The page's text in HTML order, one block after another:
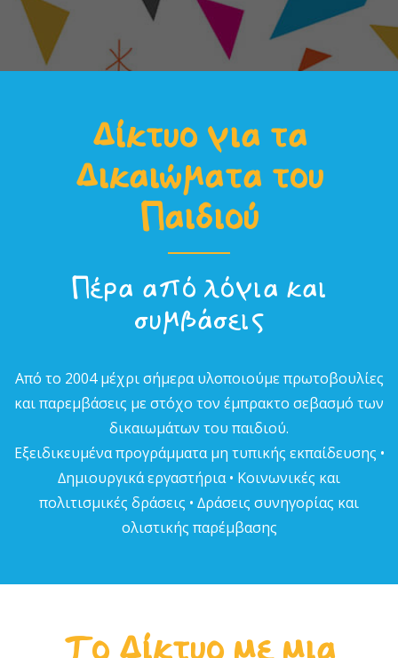
Δίκτυο για τα
Δικαιώµατα του
Παιδιού
Πέρα από λόγια και
συµβάσεις
Από το 2004 µέχρι σήµερα υλοποιούµε πρωτοβουλίες
και παρεµβάσεις µε στόχο τον έµπρακτο σεβασµό των
δικαιωµάτων του παιδιού.
Εξειδικευµένα προγράµµατα µη τυπικής εκπαίδευσης •
∆ηµιουργικά εργαστήρια • Κοινωνικές και
πολιτισµικές δράσεις • ∆ράσεις συνηγορίας και
ολιστικής παρέµβασης